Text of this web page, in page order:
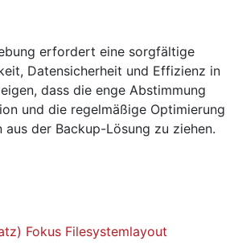
erfordert eine sorgfältige
Datensicherheit und Effizienz in
dass die enge Abstimmung
und die regelmäßige Optimierung
der Backup-Lösung zu ziehen.
Fokus Filesystemlayout